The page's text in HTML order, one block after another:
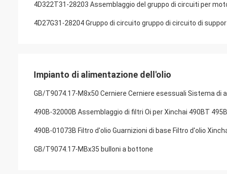
4D322T31-28203 Assemblaggio del gruppo di circuiti per
4D27G31-28204 Gruppo di circuito gruppo di circuito di
Impianto di alimentazione dell'olio
GB/T9074.17-M8x50 Cerniere Cerniere esessuali Sistema di
490B-32000B Assemblaggio di filtri Oi per Xinchai 490BT
490B-01073B Filtro d'olio Guarnizioni di base Filtro d'olio
GB/T9074.17-MBx35 bulloni a bottone